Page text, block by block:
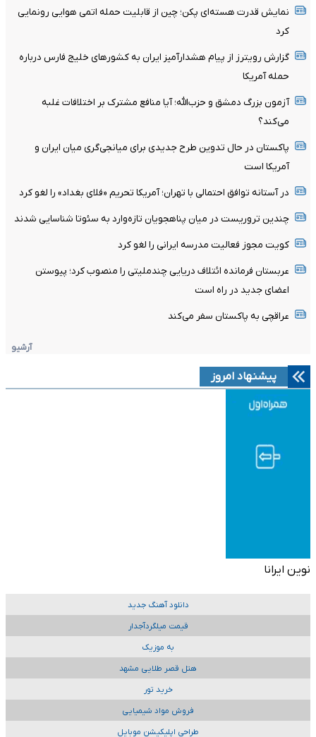
نمایش قدرت هسته‌ای پکن؛ چین از قابلیت حمله اتمی هوایی رونمایی
کرد
گزارش رویترز از پیام هشدارآمیز ایران به کشورهای خلیج فارس درباره
حمله آمریکا
آزمون بزرگ دمشق و حزب‌الله؛ آیا منافع مشترک بر اختلافات غلبه
می‌کند؟
پاکستان در حال تدوین طرح جدیدی برای میانجی‌گری میان ایران و
آمریکا است
در آستانه توافق احتمالی با تهران؛ آمریکا تحریم «فلای بغداد» را لغو کرد
چندین تروریست در میان پناهجویان تازه‌وارد به سئوتا شناسایی شدند
کویت مجوز فعالیت مدرسه ایرانی را لغو کرد
عربستان فرمانده ائتلاف دریایی چندملیتی را منصوب کرد؛ پیوستن
اعضای جدید در راه است
عراقچی به پاکستان سفر می‌کند
آرشیو
پیشنهاد امروز
نوین ایرانا
دانلود آهنگ جدید
قیمت میلگردآجدار
به موزیک
هتل قصر طلایی مشهد
خرید تور
فروش مواد شیمیایی
طراحی اپلیکیشن موبایل